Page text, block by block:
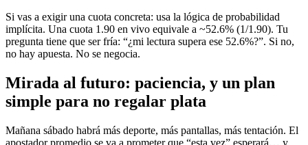
Si vas a exigir una cuota concreta: usa la lógica de probabilidad
implícita. Una cuota 1.90 en vivo equivale a ~52.6% (1/1.90). Tu
pregunta tiene que ser fría: “¿mi lectura supera ese 52.6%?”. Si no,
no hay apuesta. No se negocia.
Mirada al futuro: paciencia, y un plan
simple para no regalar plata
Mañana sábado habrá más deporte, más pantallas, más tentación. El
apostador promedio se va a prometer que “esta vez” esperará… y